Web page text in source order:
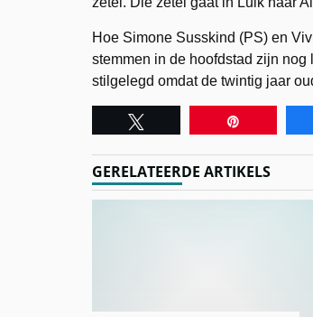
Hoe Simone Susskind (PS) en
stemmen in de hoofdstad zijn
stilgelegd omdat de twintig jaar
GERELATEERDE ARTIKELS